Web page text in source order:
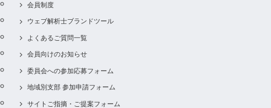
会員制度
ウェブ解析士ブランドツール
よくあるご質問一覧
会員向けのお知らせ
委員会への参加応募フォーム
地域別支部 参加申請フォーム
サイトご指摘・ご提案フォーム